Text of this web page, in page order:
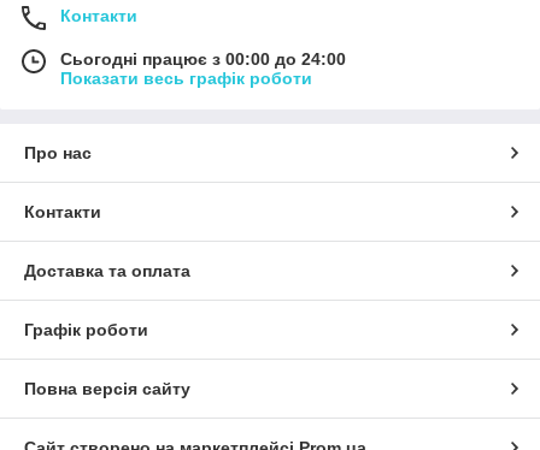
Контакти
Сьогодні працює з 00:00 до 24:00
Показати весь графік роботи
Про нас
Контакти
Доставка та оплата
Графік роботи
Повна версія сайту